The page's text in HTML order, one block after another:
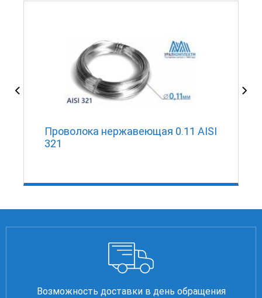
Проволока нержавеющая 0.11 AISI
321
Возможность доставки в день обращения